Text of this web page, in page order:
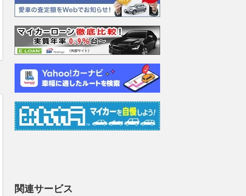
2.0 タイプS 2.0 タイプS
支払総額
139.6万円
2.0 タイプS
支払総額
175
関連サービス